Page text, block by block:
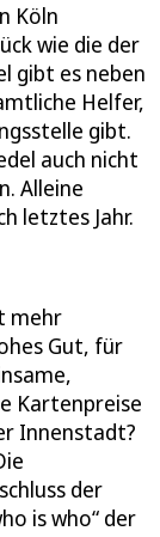
Köln
wie die der
gibt es neben
Helfer,
gibt.
auch nicht
Alleine
letztes Jahr.
mehr
Gut, für
Kartenpreise
Innenstadt?
der
is who“ der